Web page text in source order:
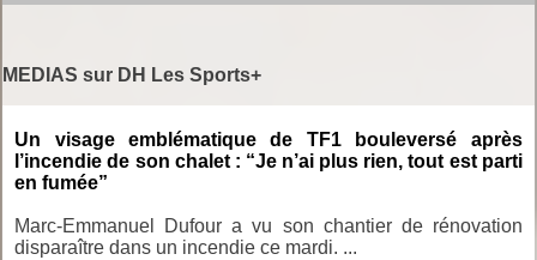
MEDIAS sur DH Les Sports+
Un visage emblématique de TF1 bouleversé après
l’incendie de son chalet : “Je n’ai plus rien, tout est parti
en fumée”
Marc-Emmanuel Dufour a vu son chantier de rénovation
disparaître dans un incendie ce mardi. ...